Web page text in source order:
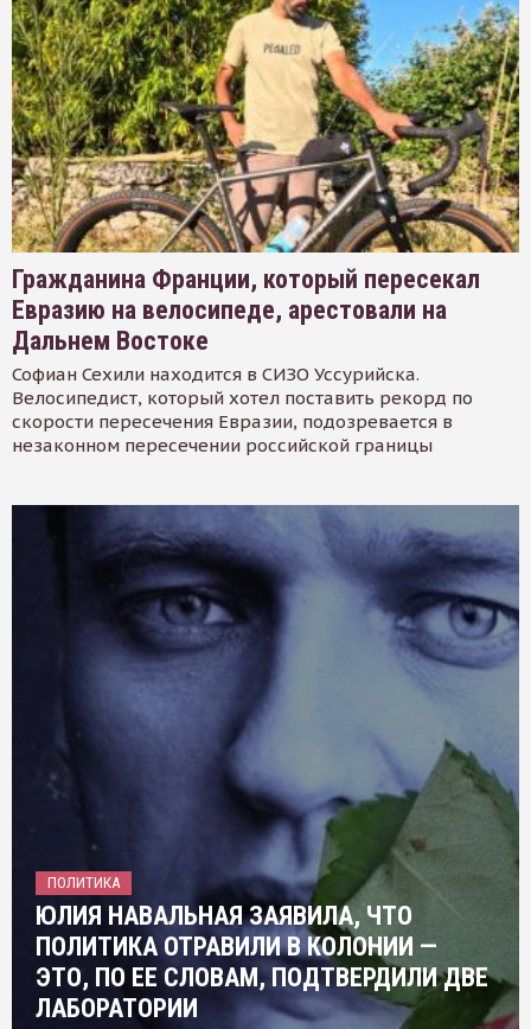
Гражданина Франции, который пересекал
Евразию на велосипеде, арестовали на
Дальнем Востоке
Софиан Сехили находится в СИЗО Уссурийска.
Велосипедист, который хотел поставить рекорд по
скорости пересечения Евразии, подозревается в
незаконном пересечении российской границы
ПОЛИТИКА
ЮЛИЯ НАВАЛЬНАЯ ЗАЯВИЛА, ЧТО
ПОЛИТИКА ОТРАВИЛИ В КОЛОНИИ —
ЭТО, ПО ЕЕ СЛОВАМ, ПОДТВЕРДИЛИ ДВЕ
ЛАБОРАТОРИИ